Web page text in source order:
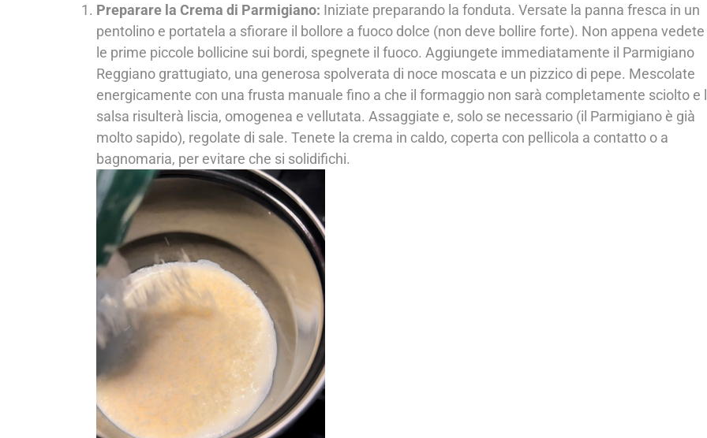
Preparare la Crema di Parmigiano: Iniziate preparando la fonduta. Versate la panna fresca in un
pentolino e portatela a sfiorare il bollore a fuoco dolce (non deve bollire forte). Non appena vedete
le prime piccole bollicine sui bordi, spegnete il fuoco. Aggiungete immediatamente il Parmigiano
Reggiano grattugiato, una generosa spolverata di noce moscata e un pizzico di pepe. Mescolate
energicamente con una frusta manuale fino a che il formaggio non sarà completamente sciolto e
salsa risulterà liscia, omogenea e vellutata. Assaggiate e, solo se necessario (il Parmigiano è già
molto sapido), regolate di sale. Tenete la crema in caldo, coperta con pellicola a contatto o a
bagnomaria, per evitare che si solidifichi.